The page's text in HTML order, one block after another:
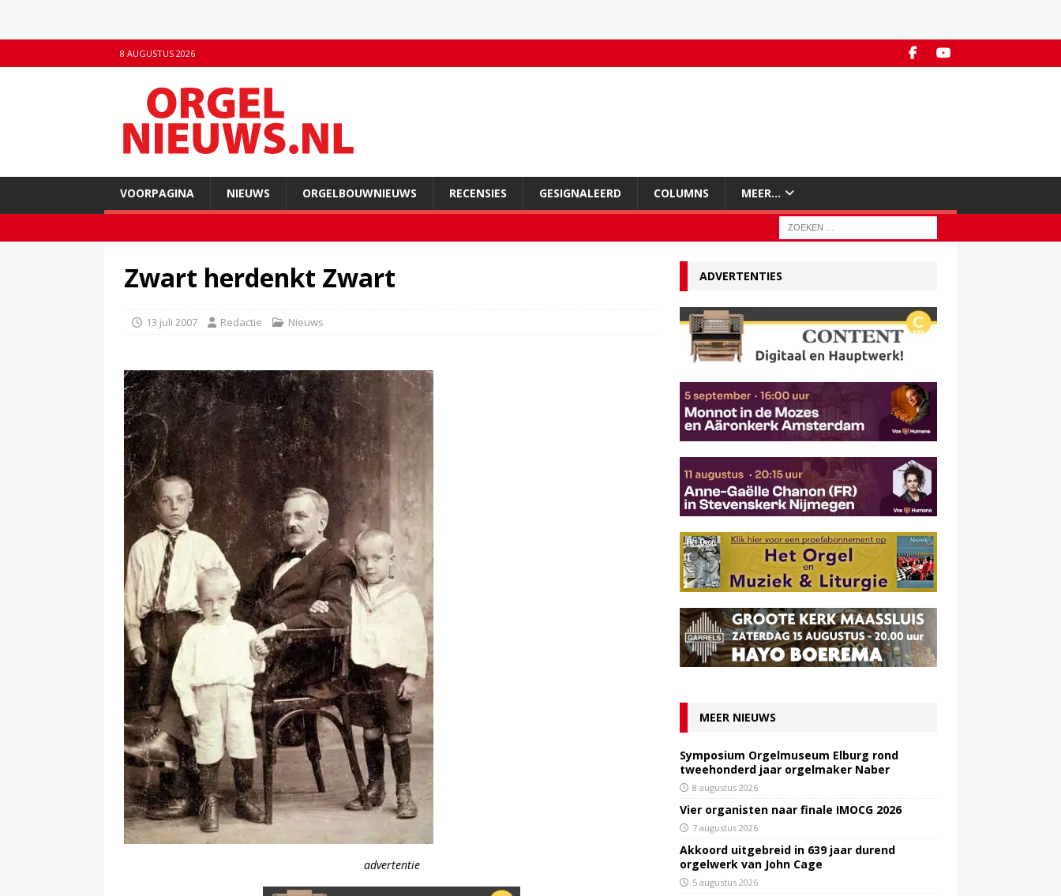
8 AUGUSTUS 2026
VOORPAGINA NIEUWS ORGELBOUWNIEUWS RECENSIES GESIGNALEERD COLUMNS MEER…
Zwart herdenkt Zwart
13 juli 2007 Redactie Nieuws
advertentie
ADVERTENTIES
MEER NIEUWS
Symposium Orgelmuseum Elburg rond
tweehonderd jaar orgelmaker Naber
8 augustus 2026
Vier organisten naar finale IMOCG 2026
7 augustus 2026
Akkoord uitgebreid in 639 jaar durend
orgelwerk van John Cage
5 augustus 2026